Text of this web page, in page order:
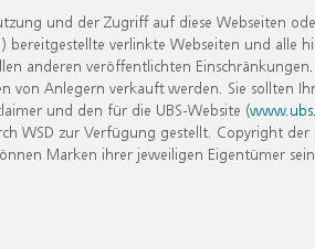
und der Zugriff auf diese Webseiten
verlinkte Webseiten und
anderen veröffentlichten
Anlegern verkauft werden. Sie sollten
und den für die UBS-Website (
zur Verfügung gestellt. Copyright
Marken ihrer jeweiligen Eigentümer